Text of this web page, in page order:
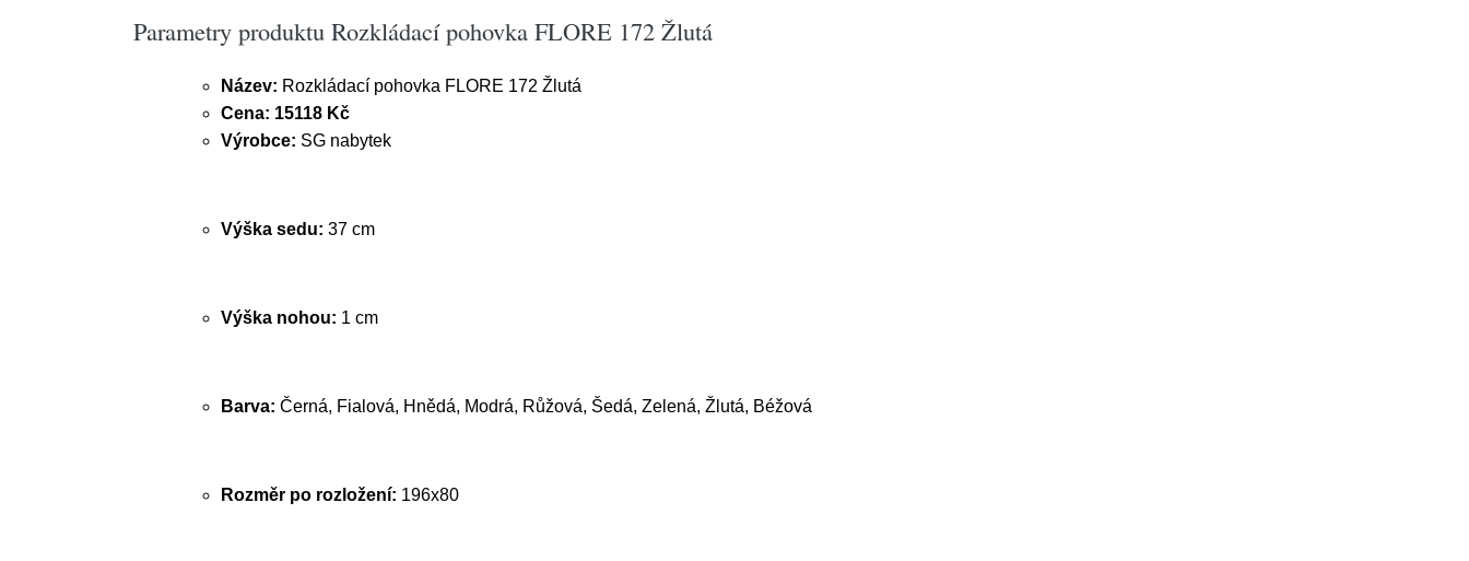
Parametry produktu Rozkládací pohovka FLORE 172 Žlutá
Název: Rozkládací pohovka FLORE 172 Žlutá
Cena: 15118 Kč
Výrobce: SG nabytek
Výška sedu: 37 cm
Výška nohou: 1 cm
Barva: Černá, Fialová, Hnědá, Modrá, Růžová, Šedá, Zelená, Žlutá, Béžová
Rozměr po rozložení: 196x80